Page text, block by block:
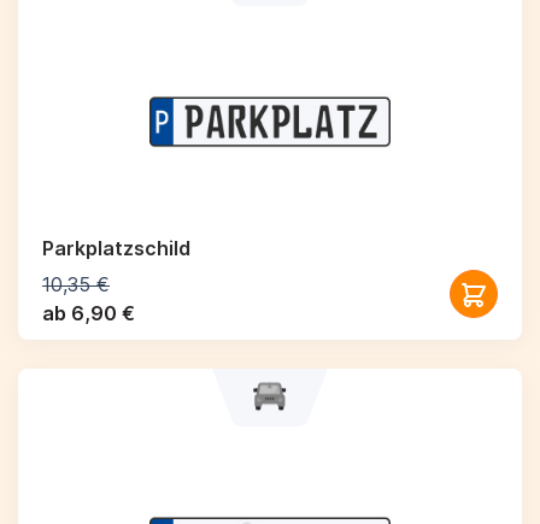
Parkplatzschild
10,35 €
ab 6,90 €